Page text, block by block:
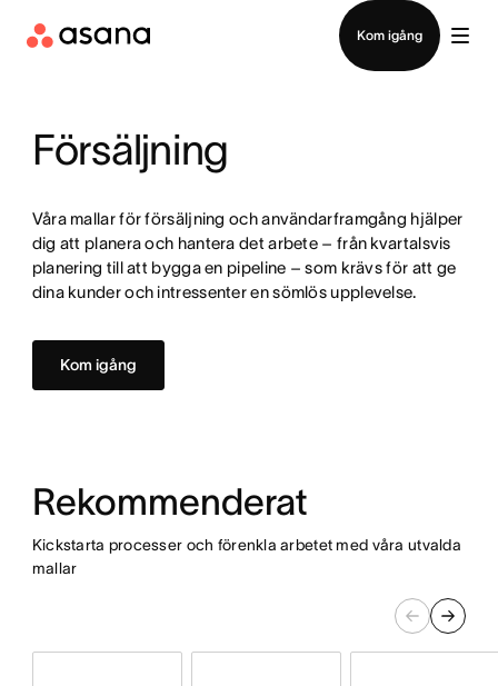
Kom igång
Ladda ned app
Försäljning
Våra mallar för försäljning och användarframgång hjälper
dig att planera och hantera det arbete – från kvartalsvis
planering till att bygga en pipeline – som krävs för att ge
dina kunder och intressenter en sömlös upplevelse.
Kom igång
Rekommenderat
Kickstarta processer och förenkla arbetet med våra utvalda
mallar